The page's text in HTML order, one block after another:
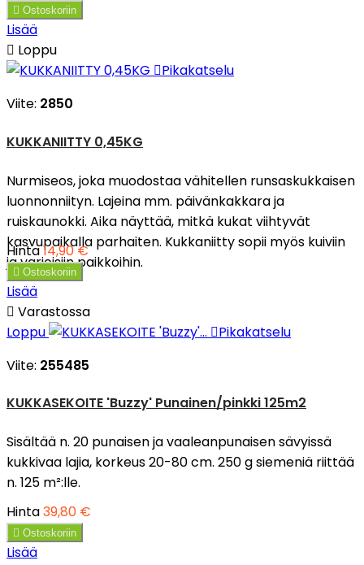
 Ostoskoriin
Lisää
 Loppu
Pikakatselu
Viite: 2850
KUKKANIITTY 0,45KG
Nurmiseos, joka muodostaa vähitellen runsaskukkaisen
luonnonniityn. Lajeina mm. päivänkakkara ja
ruiskaunokki. Aika näyttää, mitkä kukat viihtyvät
kasvupaikalla parhaiten. Kukkaniitty sopii myös kuiviin
ja varjoisiin paikkoihin.
Hinta14,90 €
 Ostoskoriin
Lisää
 Varastossa
Loppu
Pikakatselu
Viite: 255485
KUKKASEKOITE 'Buzzy' Punainen/pinkki 125m2
Sisältää n. 20 punaisen ja vaaleanpunaisen sävyissä
kukkivaa lajia, korkeus 20-80 cm. 250 g siemeniä riittää
n. 125 m²:lle.
Hinta39,80 €
 Ostoskoriin
Lisää